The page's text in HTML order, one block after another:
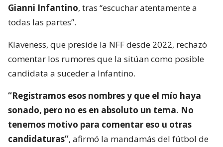
Gianni Infantino, tras “escuchar atentamente a
todas las partes”.
Klaveness, que preside la NFF desde 2022, rechazó
comentar los rumores que la sitúan como posible
candidata a suceder a Infantino.
“Registramos esos nombres y que el mío haya
sonado, pero no es en absoluto un tema. No
tenemos motivo para comentar eso u otras
candidaturas”, afirmó la mandamás del fútbol de